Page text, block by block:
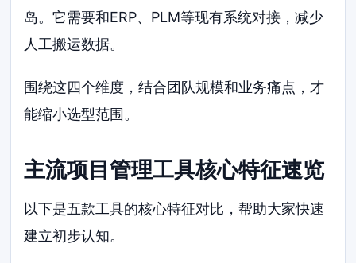
岛。它需要和ERP、PLM等现有系统对接，减少
人工搬运数据。
围绕这四个维度，结合团队规模和业务痛点，才
能缩小选型范围。
主流项目管理工具核心特征速览
以下是五款工具的核心特征对比，帮助大家快速
建立初步认知。